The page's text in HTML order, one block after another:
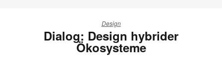
Design
Dialog: Design hybrider
Ökosysteme